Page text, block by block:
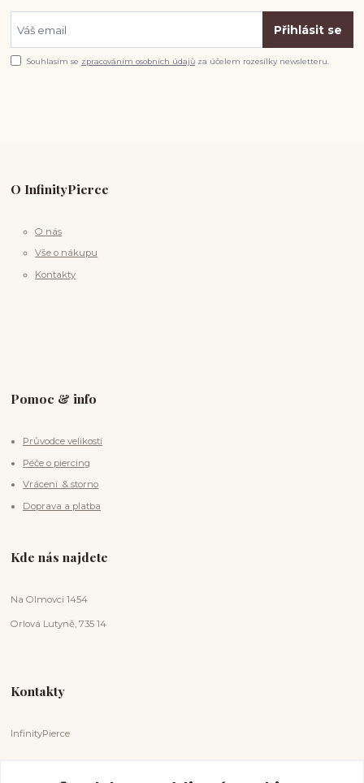
Přihlásit se
Souhlasím se zpracováním osobních údajů za účelem rozesílky newsletteru.
O InfinityPierce
O nás
Vše o nákupu
Kontakty
Pomoc & info
Průvodce velikostí
Péče o piercing
Vrácení & storno
Doprava a platba
Kde nás najdete
Na Olmovci 1454
Orlová Lutyně, 735 14
Kontakty
InfinityPierce